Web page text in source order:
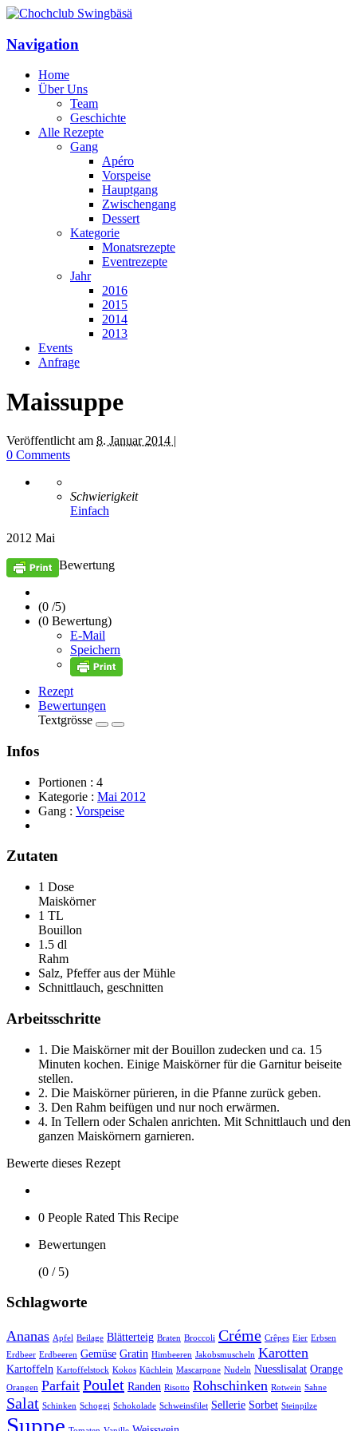
Navigation
Home
Über Uns
Team
Geschichte
Alle Rezepte
Gang
Apéro
Vorspeise
Hauptgang
Zwischengang
Dessert
Kategorie
Monatsrezepte
Eventrezepte
Jahr
2016
2015
2014
2013
Events
Anfrage
Maissuppe
Veröffentlicht am 8. Januar 2014 |
0 Comments
Schwierigkeit
Einfach
2012 Mai
Bewertung
(0 /5)
(0 Bewertung)
E-Mail
Speichern
Rezept
Bewertungen
Textgrösse
Infos
Portionen : 4
Kategorie : Mai 2012
Gang : Vorspeise
Zutaten
1 Dose
Maiskörner
1 TL
Bouillon
1.5 dl
Rahm
Salz, Pfeffer aus der Mühle
Schnittlauch, geschnitten
Arbeitsschritte
1. Die Maiskörner mit der Bouillon zudecken und ca. 15
Minuten kochen. Einige Maiskörner für die Garnitur beiseite
stellen.
2. Die Maiskörner pürieren, in die Pfanne zurück geben.
3. Den Rahm beifügen und nur noch erwärmen.
4. In Tellern oder Schalen anrichten. Mit Schnittlauch und den
ganzen Maiskörnern garnieren.
Bewerte dieses Rezept
0 People Rated This Recipe
Bewertungen
(0 / 5)
Schlagworte
Ananas Apfel Beilage Blätterteig Braten Broccoli Créme Crêpes Eier Erbsen
Erdbeer Erdbeeren Gemüse Gratin Himbeeren Jakobsmuscheln Karotten
Kartoffeln Kartoffelstock Kokos Küchlein Mascarpone Nudeln Nuesslisalat Orange
Orangen Parfait Poulet Randen Risotto Rohschinken Rotwein Sahne
Salat Schinken Schoggi Schokolade Schweinsfilet Sellerie Sorbet Steinpilze
Suppe